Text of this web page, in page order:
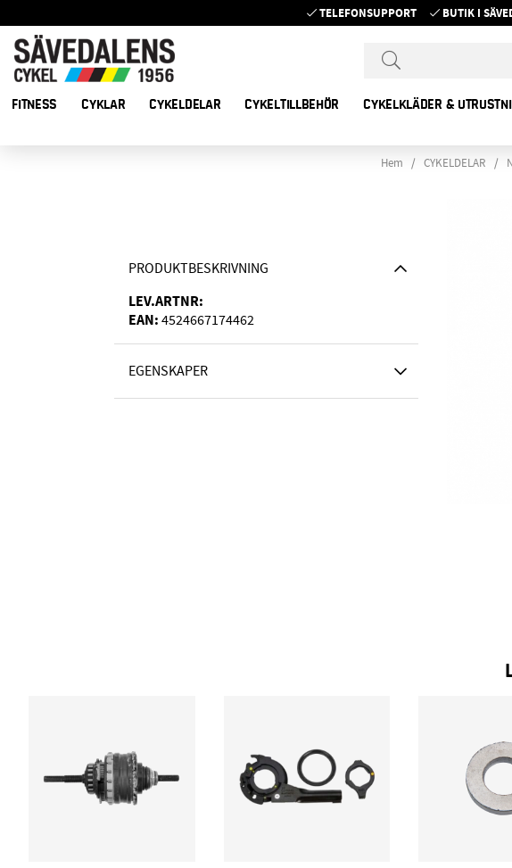
TELEFONSUPPORT BUTIK I
FITNESS CYKLAR CYKELDELAR CYKELTILLBEHÖR CYKELKLÄDER &
Hem CYKELDELAR
PRODUKTBESKRIVNING
LEV.ARTNR:
EAN: 4524667174462
EGENSKAPER